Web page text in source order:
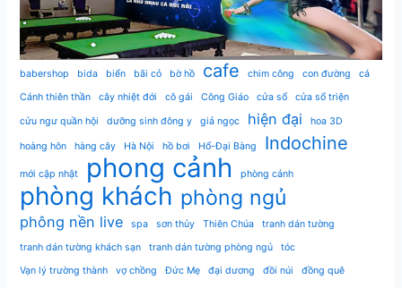
babershop bida biển bãi cỏ bờ hồ cafe chim công con đường
cá
Cánh thiên thần
cây nhiệt đới cô gái Công Giáo cửa sổ cửa sổ triện
cửu ngư quần hội dưỡng sinh đông y giả ngọc hiện đại hoa 3D
hoàng hôn hàng cây Hà Nội hồ bơi Hổ-Đại Bàng Indochine
mới cập nhật phong cảnh phòng cảnh
phòng khách phòng ngủ
phông nền live spa sơn thủy Thiên Chúa
tranh dán tường
tranh dán tường khách sạn
tranh dán tường phòng ngủ
tóc
Vạn lý trường thành
vợ chồng Đức Mẹ đại dương đồi núi đồng quê